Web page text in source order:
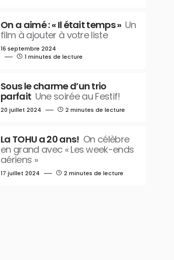
On a aimé : « Il était temps » Un
film à ajouter à votre liste
16 septembre 2024
1 minutes de lecture
Sous le charme d’un trio
parfait Une soirée au Festif!
20 juillet 2024 2 minutes de lecture
La TOHU a 20 ans! On célèbre
en grand avec « Les week-ends
aériens »
17 juillet 2024 2 minutes de lecture